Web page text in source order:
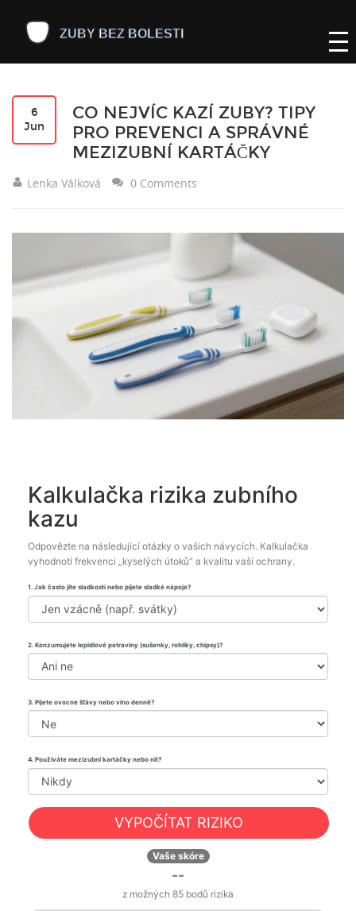
6
Jun
CO NEJVÍC KAZÍ ZUBY? TIPY
PRO PREVENCI A SPRÁVNÉ
MEZIZUBNÍ KARTÁČKY
Lenka Válková 0 Comments
Kalkulačka rizika zubního
kazu
Odpovězte na následující otázky o vašich návycích. Kalkulačka
vyhodnotí frekvenci „kyselých útoků“ a kvalitu vaší ochrany.
1. Jak často jíte sladkosti nebo pijete sladké nápoje?
2. Konzumujete lepidlové potraviny (sušenky, rohlíky, chipsy)?
3. Pijete ovocné šťávy nebo víno denně?
4. Používáte mezizubní kartáčky nebo nit?
VYPOČÍTAT RIZIKO
Vaše skóre
--
z možných 85 bodů rizika